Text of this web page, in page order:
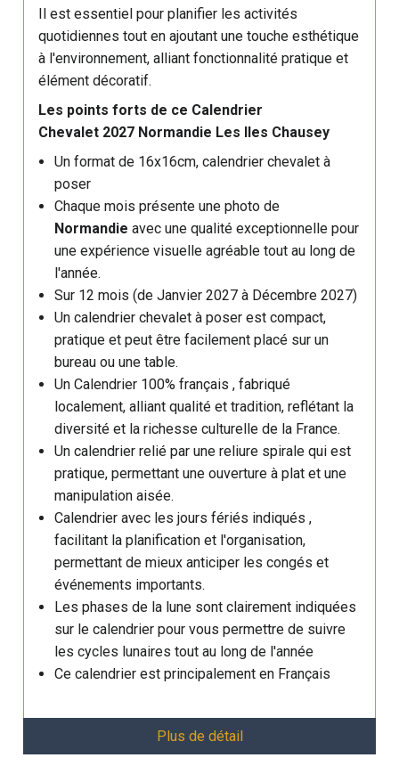
Il est essentiel pour planifier les activités
quotidiennes tout en ajoutant une touche esthétique
à l'environnement, alliant fonctionnalité pratique et
élément décoratif.
Les points forts de ce Calendrier
Chevalet 2027 Normandie Les Iles Chausey
Un format de 16x16cm, calendrier chevalet à
poser
Chaque mois présente une photo de
Normandie avec une qualité exceptionnelle pour
une expérience visuelle agréable tout au long de
l'année.
Sur 12 mois (de Janvier 2027 à Décembre 2027)
Un calendrier chevalet à poser est compact,
pratique et peut être facilement placé sur un
bureau ou une table.
Un Calendrier 100% français , fabriqué
localement, alliant qualité et tradition, reflétant la
diversité et la richesse culturelle de la France.
Un calendrier relié par une reliure spirale qui est
pratique, permettant une ouverture à plat et une
manipulation aisée.
Calendrier avec les jours fériés indiqués ,
facilitant la planification et l'organisation,
permettant de mieux anticiper les congés et
événements importants.
Les phases de la lune sont clairement indiquées
sur le calendrier pour vous permettre de suivre
les cycles lunaires tout au long de l'année
Ce calendrier est principalement en Français
Plus de détail